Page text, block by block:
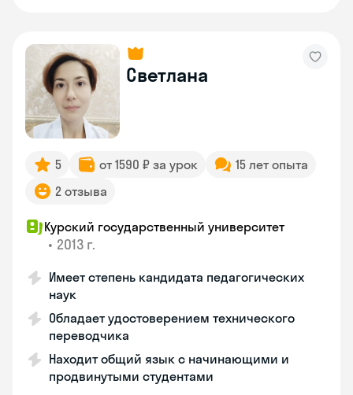
Светлана
5 от 1590 ₽ за урок
15 лет опыта
2 отзыва
Курский государственный университет
• 2013 г.
Имеет степень кандидата педагогических
наук
Обладает удостоверением технического
переводчика
Находит общий язык с начинающими и
продвинутыми студентами